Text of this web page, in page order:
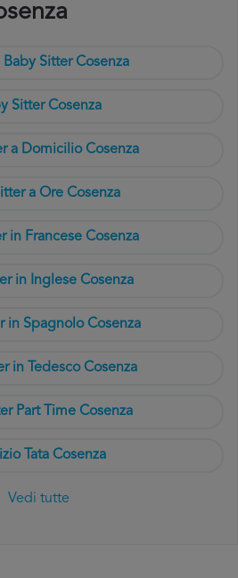
Sitter Cosenza
Sitter Cosenza
a Domicilio Cosenza
a Ore Cosenza
in Francese Cosenza
in Inglese Cosenza
in Spagnolo Cosenza
in Tedesco Cosenza
Part Time Cosenza
Tata Cosenza
Vedi tutte